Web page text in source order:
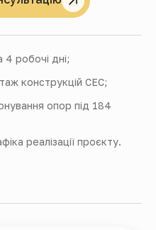
4 робочі дні;
конструкцій СЕС;
опор під 184
реалізації проєкту.